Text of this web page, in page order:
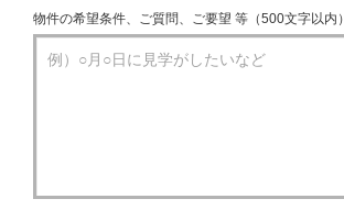
物件の希望条件、ご質問、ご要望 等（500文字以内）